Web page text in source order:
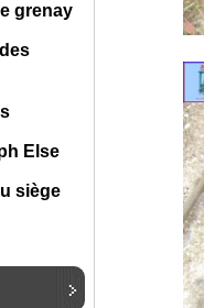
grenay
Else
siège